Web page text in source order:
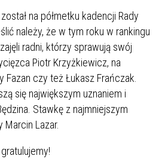
na półmetku kadencji Rady
należy, że w tym roku w rankingu
radni, którzy sprawują swój
Piotr Krzyżkiewicz, na
czy też Łukasz Frańczak.
się największym uznaniem i
Stawkę z najmniejszym
Marcin Lazar.